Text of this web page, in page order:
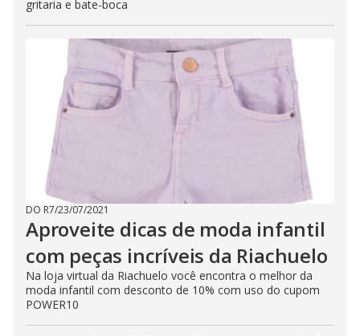
gritaria e bate-boca
DO R7/23/07/2021
Aproveite dicas de moda infantil
com peças incríveis da Riachuelo
Na loja virtual da Riachuelo você encontra o melhor da
moda infantil com desconto de 10% com uso do cupom
POWER10